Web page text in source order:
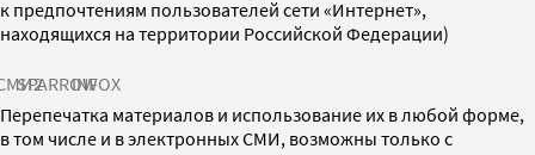
к предпочтениям пользователей сети «Интернет»,
находящихся на территории Российской Федерации)
SPARROWINFOX
Перепечатка материалов и использование их в любой форме,
в том числе и в электронных СМИ, возможны только с